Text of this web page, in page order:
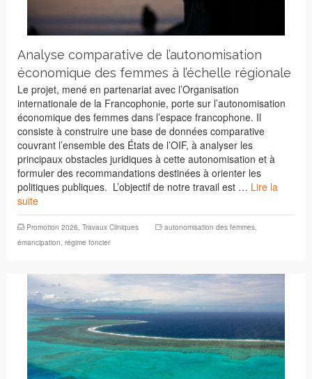
Analyse comparative de l’autonomisation
économique des femmes à l’échelle régionale
Le projet, mené en partenariat avec l’Organisation
internationale de la Francophonie, porte sur l’autonomisation
économique des femmes dans l’espace francophone. Il
consiste à construire une base de données comparative
couvrant l’ensemble des États de l’OIF, à analyser les
principaux obstacles juridiques à cette autonomisation et à
formuler des recommandations destinées à orienter les
politiques publiques. L’objectif de notre travail est … Lire la
suite
Promotion 2026 Travaux Cliniques autonomisation des femmes
émancipation régime foncier